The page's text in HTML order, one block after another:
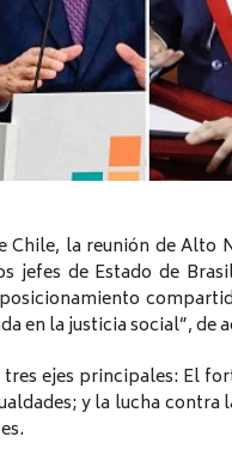
Chile, la reunión de Alto
jefes de Estado de
en la justicia social”, de
tres ejes principales: El
y la lucha